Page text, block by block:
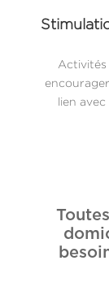
Activités
lien avec